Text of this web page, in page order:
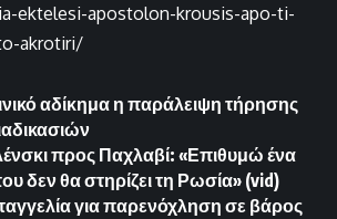
ektelesi-apostolon-krousis-apo-ti-
akrotiri/
αδίκημα η παράλειψη τήρησης
προς Παχλαβί: «Επιθυμώ ένα
δεν θα στηρίζει τη Ρωσία» (vid)
για παρενόχληση σε βάρος